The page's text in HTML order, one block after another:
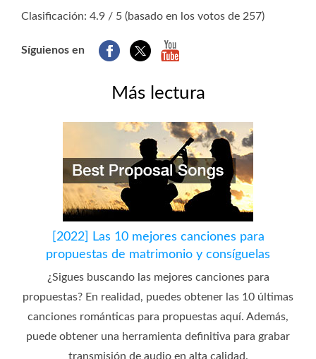
Clasificación: 4.9 / 5 (basado en los votos de 257)
Síguienos en
Más lectura
[2022] Las 10 mejores canciones para
propuestas de matrimonio y consíguelas
¿Sigues buscando las mejores canciones para
propuestas? En realidad, puedes obtener las 10 últimas
canciones románticas para propuestas aquí. Además,
puede obtener una herramienta definitiva para grabar
transmisión de audio en alta calidad.